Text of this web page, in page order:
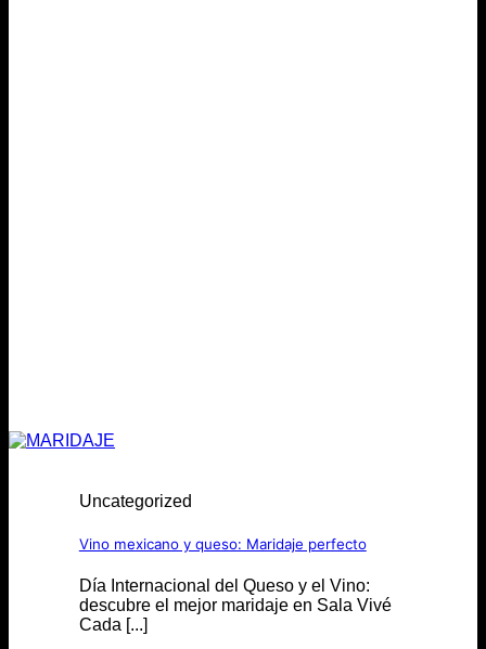
Uncategorized
Vino mexicano y queso: Maridaje perfecto
Día Internacional del Queso y el Vino:
descubre el mejor maridaje en Sala Vivé
Cada [...]